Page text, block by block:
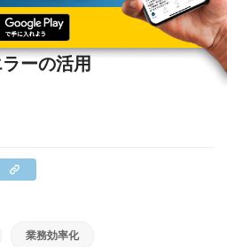
自動化しよう! パワークエリの教科書
ーの活用
業務効率化